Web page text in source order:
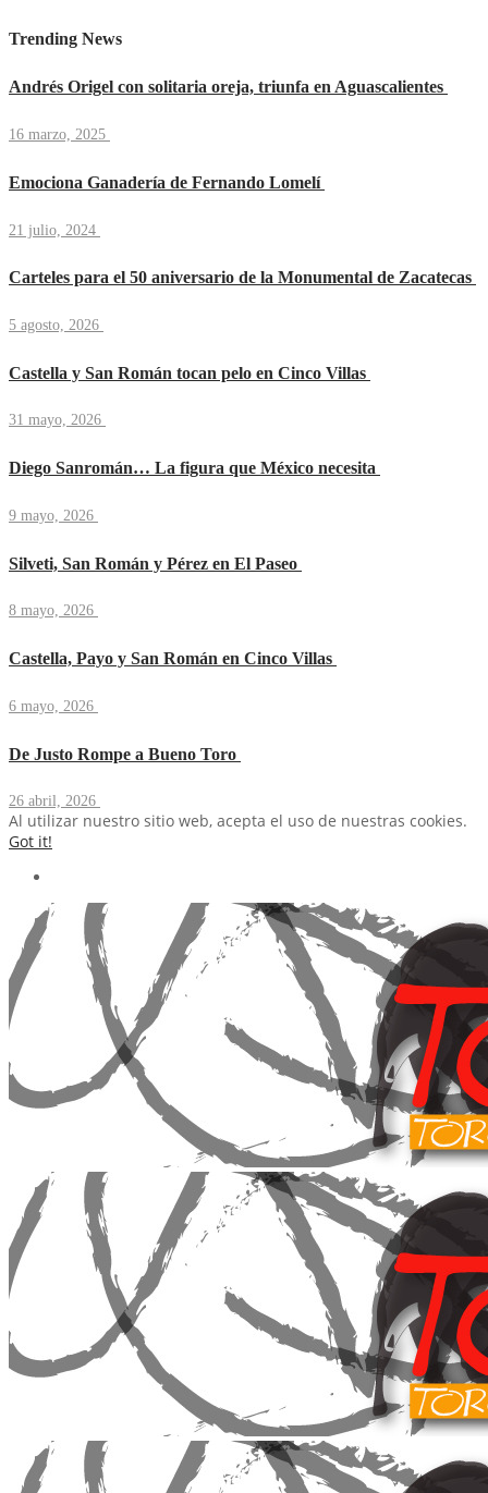
Trending News
Andrés Origel con solitaria oreja, triunfa en Aguascalientes
16 marzo, 2025
Emociona Ganadería de Fernando Lomelí
21 julio, 2024
Carteles para el 50 aniversario de la Monumental de Zacatecas
5 agosto, 2026
Castella y San Román tocan pelo en Cinco Villas
31 mayo, 2026
Diego Sanromán… La figura que México necesita
9 mayo, 2026
Silveti, San Román y Pérez en El Paseo
8 mayo, 2026
Castella, Payo y San Román en Cinco Villas
6 mayo, 2026
De Justo Rompe a Bueno Toro
26 abril, 2026
Al utilizar nuestro sitio web, acepta el uso de nuestras cookies.
Got it!